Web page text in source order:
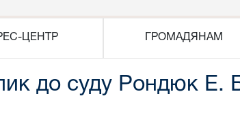
ЦЕНТР ГРОМАДЯНАМ
до суду Рондюк Е.